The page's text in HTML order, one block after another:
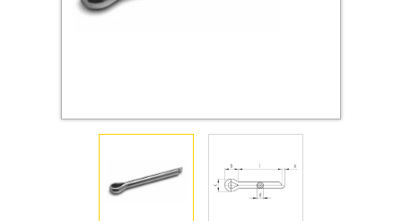
Инструмент
Крюки, кольца с шурупной резьбой
Оснастка и аксессуары для яхт